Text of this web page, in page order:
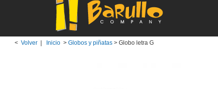
< Volver Inicio > Globos y piñatas > Globo letra G